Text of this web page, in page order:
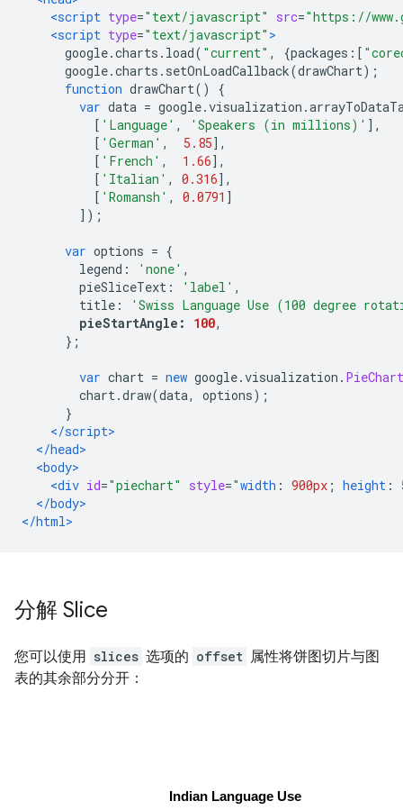
<script type="text/javascript" src="https://
<script type="text/javascript" >
google.charts . load( "current" , {packages :[
google.charts . setOnLoadCallback(drawChart);
function drawChart()
{
var data = google.visualization .
[ 'Language' , 'Speakers (in millions)' ],
[ 'German' , 5.85],
[ 'French' , 1.66],
[ 'Italian' , 0.316],
[ 'Romansh' , 0.0791 ]
]);
var options = {
legend : 'none' ,
pieSliceText : 'label' ,
title :
'Swiss Language Use (100 degree
pieStartAngle : 100,
};
var chart = new google.visualization . PieChart
chart.draw(data, options);
}
</script>
</head>
<body>
<div id="piechart" style="width : 900px ; height :
</body>
</html>
分解 Slice
您可以使用 slices 选项的 offset 属性将饼图切片与图
表的其余部分分开：